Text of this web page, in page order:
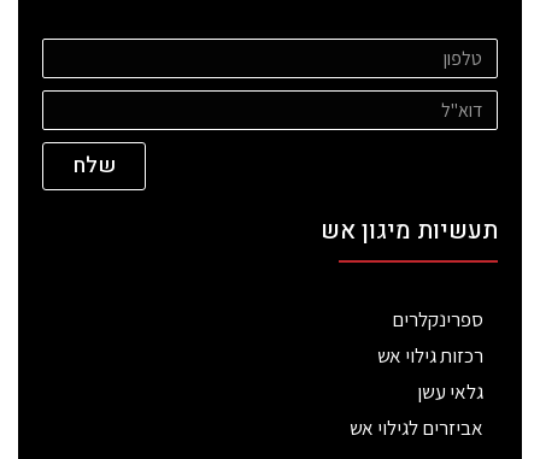
שלח
תעשיות מיגון אש
ספרינקלרים
רכזות גילוי אש
גלאי עשן
אביזרים לגילוי אש